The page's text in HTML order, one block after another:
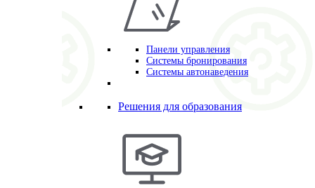
Панели управления
Системы бронирования
Системы автонаведения
Решения для образования